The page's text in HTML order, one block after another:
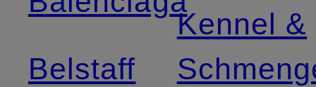
Belstaff
Kennel &